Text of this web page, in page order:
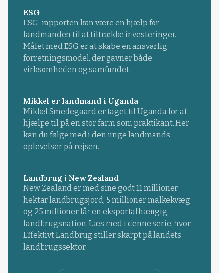
ESG
ESG-rapporten kan være en hjælp for
landmanden til at tiltrække investeringer.
Målet med ESG er at skabe en ansvarlig
forretningsmodel, der gavner både
virksomheden og samfundet.
Mikkel er landmand i Uganda
Mikkel Smedegaard er taget til Uganda for at
hjælpe til på en stor farm som praktikant. Her
kan du følge med i den unge landmands
oplevelser på rejsen.
Landbrug i New Zealand
New Zealand er med sine godt 11 millioner
hektar landbrugsjord, 5 millioner malkekvæg
og 25 millioner får en eksportafhængig
landbrugsnation. Læs med i denne serie, hvor
Effektivt Landbrug stiller skarpt på landets
landbrugssektor.